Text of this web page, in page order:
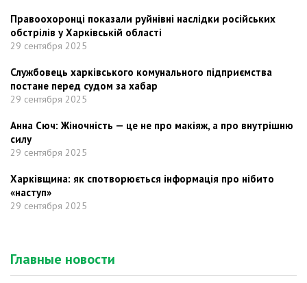
Правоохоронці показали руйнівні наслідки російських
обстрілів у Харківській області
29 сентября 2025
Службовець харківського комунального підприємства
постане перед судом за хабар
29 сентября 2025
Анна Сюч: Жіночність — це не про макіяж, а про внутрішню
силу
29 сентября 2025
Харківщина: як спотворюється інформація про нібито
«наступ»
29 сентября 2025
Главные новости